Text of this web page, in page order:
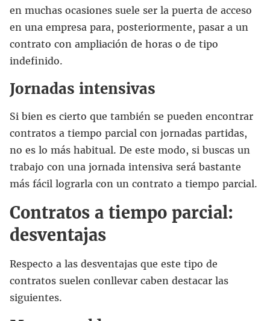
en muchas ocasiones suele ser la puerta de acceso
en una empresa para, posteriormente, pasar a un
contrato con ampliación de horas o de tipo
indefinido.
Jornadas intensivas
Si bien es cierto que también se pueden encontrar
contratos a tiempo parcial con jornadas partidas,
no es lo más habitual. De este modo, si buscas un
trabajo con una jornada intensiva será bastante
más fácil lograrla con un contrato a tiempo parcial.
Contratos a tiempo parcial:
desventajas
Respecto a las desventajas que este tipo de
contratos suelen conllevar caben destacar las
siguientes.